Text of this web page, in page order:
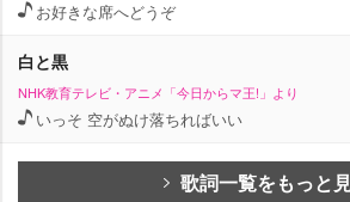
お好きな席へどうぞ
白と黒
NHK教育テレビ・アニメ「今日からマ王!」より
いっそ 空がぬけ落ちればいい
歌詞一覧をもっと